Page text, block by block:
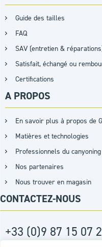
Guide des tailles
FAQ
SAV (entretien &
Satisfait, échangé ou
Certifications
A PROPOS
En savoir plus à propos de
Matières et technologies
Professionnels du canyoning
Nos partenaires
Nous trouver en magasin
CONTACTEZ-NOUS
+33 (0)9 87 15 07